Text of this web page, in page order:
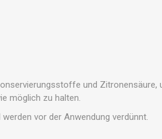
und Zitronensäure,
möglich zu halten.
vor der Anwendung verdünnt.